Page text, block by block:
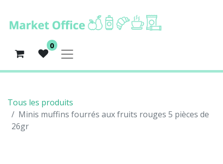
0
Tous les produits
Minis muffins fourrés aux fruits rouges 5 pièces de
26gr